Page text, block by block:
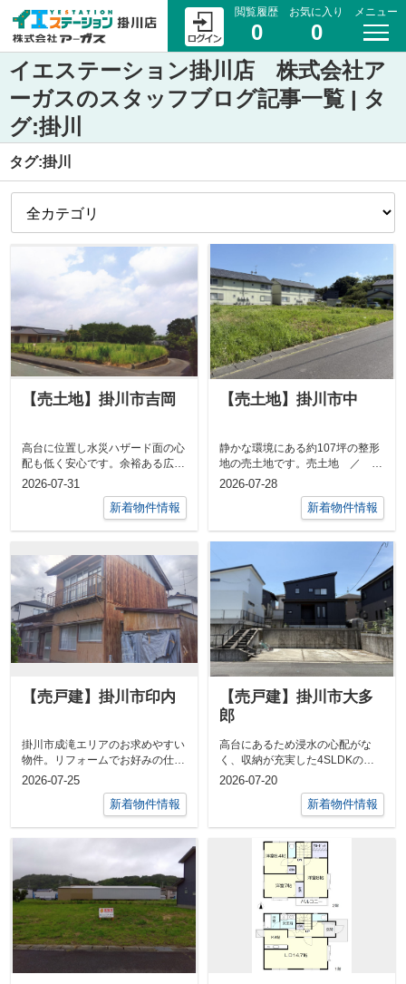
閲覧履歴
0
お気に入り
0
メニュー
イエステーション掛川店 株式会社ア
ーガスのスタッフブログ記事一覧 | タ
グ:掛川
タグ:掛川
【売土地】掛川市吉岡
高台に位置し水災ハザード面の心
配も低く安心です。余裕ある広さ
で建物建築はもちろん多目的にご
2026-07-31
新着物件情報
【売土地】掛川市中
静かな環境にある約107坪の整形
地の売土地です。売土地 ／ 掛
川市中 ／ 土地面積 実測
2026-07-28
新着物件情報
【売戸建】掛川市印内
掛川市成滝エリアのお求めやすい
物件。リフォームでお好みの仕様
にできます。売中古住宅 ／ 掛
2026-07-25
新着物件情報
【売戸建】掛川市大多
郎
高台にあるため浸水の心配がな
く、収納が充実した4SLDKの築
約6年の物件です。売中古住宅
2026-07-20
新着物件情報